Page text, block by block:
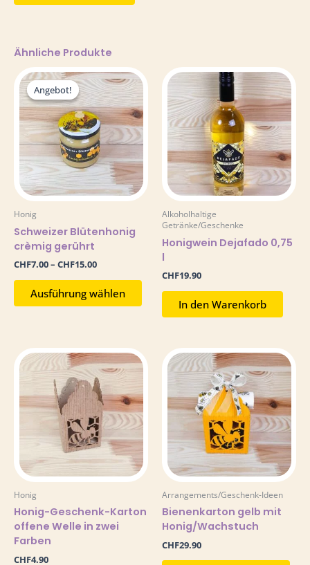
Ähnliche Produkte
Angebot!
Angebot!
Honig
Schweizer Blütenhonig
crèmig gerührt
CHF7.00– CHF15.00
Preisspanne:
CHF7.00
bis
CHF15.00
Ausführung wählen
Dieses
Produkt
mehrere
Varianten
auf.
Die
Optionen
können
Produktseite
gewählt
werden
Alkoholhaltige
Getränke/Geschenke
Honigwein Dejafado 0,75
l
CHF19.90
In den Warenkorb
Honig
Honig-Geschenk-Karton
offene Welle in zwei
Farben
CHF4.90
Dieses
Produkt
mehrere
Varianten
auf.
Die
Optionen
können
Produktseite
gewählt
werden
Arrangements/Geschenk-Ideen
Bienenkarton gelb mit
Honig/Wachstuch
CHF29.90
auf.
Die